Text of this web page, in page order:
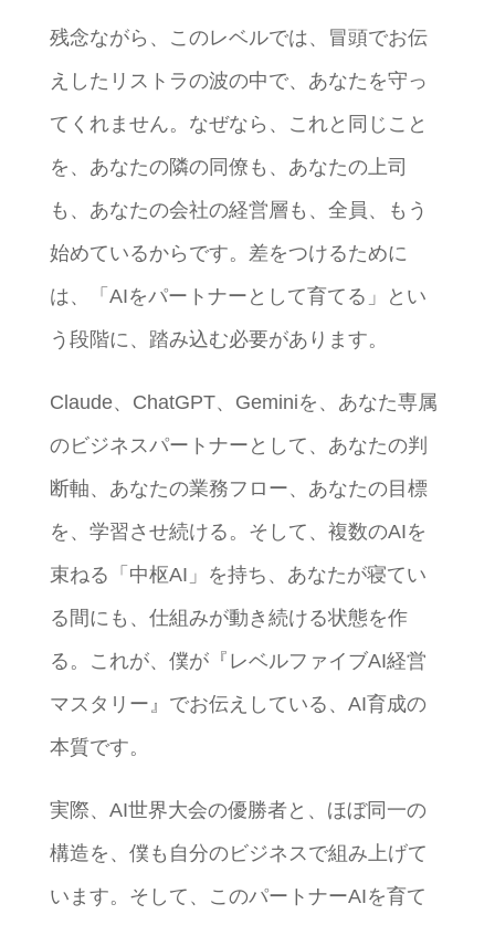
残念ながら、このレベルでは、冒頭でお伝
えしたリストラの波の中で、あなたを守っ
てくれません。なぜなら、これと同じこと
を、あなたの隣の同僚も、あなたの上司
も、あなたの会社の経営層も、全員、もう
始めているからです。差をつけるために
は、「AIをパートナーとして育てる」とい
う段階に、踏み込む必要があります。
Claude、ChatGPT、Geminiを、あなた専属
のビジネスパートナーとして、あなたの判
断軸、あなたの業務フロー、あなたの目標
を、学習させ続ける。そして、複数のAIを
束ねる「中枢AI」を持ち、あなたが寝てい
る間にも、仕組みが動き続ける状態を作
る。これが、僕が『レベルファイブAI経営
マスタリー』でお伝えしている、AI育成の
本質です。
実際、AI世界大会の優勝者と、ほぼ同一の
構造を、僕も自分のビジネスで組み上げて
います。そして、このパートナーAIを育て